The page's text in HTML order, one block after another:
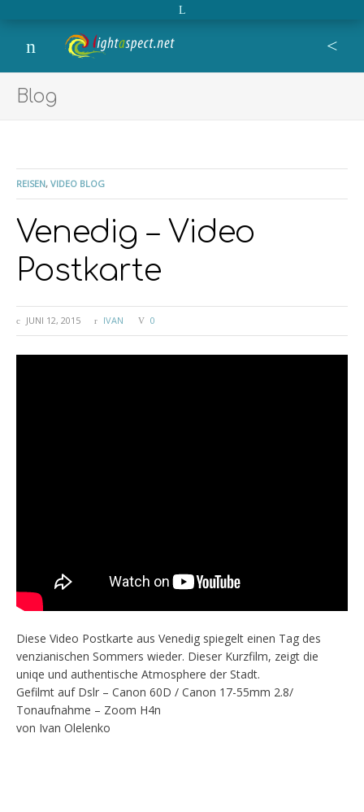
Menu
Blog
REISEN, VIDEO BLOG
Venedig – Video
Postkarte
JUNI 12, 2015 IVAN 0
Diese Video Postkarte aus Venedig spiegelt einen Tag des
venzianischen Sommers wieder. Dieser Kurzfilm, zeigt die
uniqe und authentische Atmosphere der Stadt.
Gefilmt auf Dslr – Canon 60D / Canon 17-55mm 2.8/
Tonaufnahme – Zoom H4n
von Ivan Olelenko